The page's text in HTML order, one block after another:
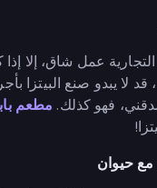
عمل شاق، إلا
قد لا يبدو صنع البيتزا
فهو كذلك. مطعم
مع حيوان